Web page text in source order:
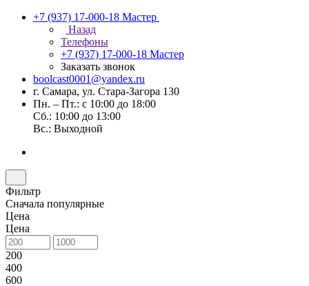
+7 (937) 17-000-18 Мастер
Назад
Телефоны
+7 (937) 17-000-18 Мастер
Заказать звонок
boolcast0001@yandex.ru
г. Самара, ул. Стара-Загора 130
Пн. – Пт.: с 10:00 до 18:00
Сб.: 10:00 до 13:00
Вс.: Выходной
Фильтр
Сначала популярные
Цена
Цена
200
400
600